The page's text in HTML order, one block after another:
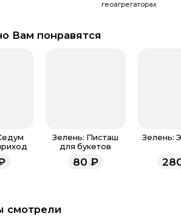
геоагрегаторах
Вам понравятся
Зелень: Писташ
для букетов
80 ₽
Зелень:
смотрели